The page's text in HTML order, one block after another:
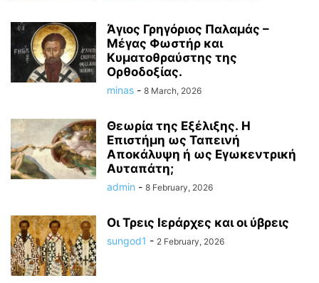
Άγιος Γρηγόριος Παλαμάς –
Μέγας Φωστήρ και
Κυματοθραύστης της
Ορθοδοξίας.
minas - 8 March, 2026
Θεωρία της Εξέλιξης. Η
Επιστήμη ως Ταπεινή
Αποκάλυψη ή ως Εγωκεντρική
Αυταπάτη;
admin - 8 February, 2026
Οι Τρεις Ιεράρχες και οι ύβρεις
sungod1 - 2 February, 2026